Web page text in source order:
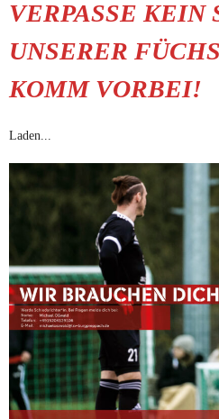
VERPASSE KEIN
UNSERER
KOMM VORBEI!
Laden...